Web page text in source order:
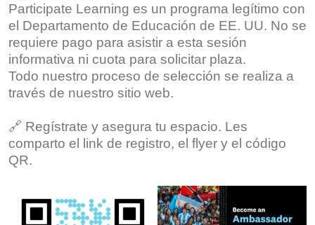
Participate Learning es un programa legítimo con
el Departamento de Educación de EE. UU. No se
requiere pago para asistir a esta sesión
informativa ni cuota para solicitar plaza.
Todo nuestro proceso de selección se realiza a
través de nuestro sitio web.
🔗 Regístrate y asegura tu espacio. Les
comparto el link de registro, el flyer y el código
QR.